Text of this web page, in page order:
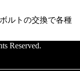
ルトの交換で各種
Reserved.